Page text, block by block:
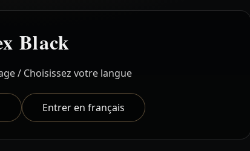
Black
/ Choisissez votre langue
Entrer en français